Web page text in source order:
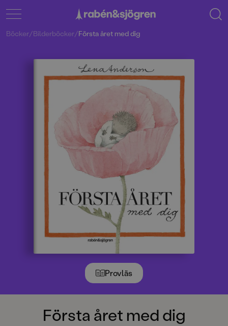
Provläs
Första året med dig
Böcker/Bilderböcker/Första året med dig